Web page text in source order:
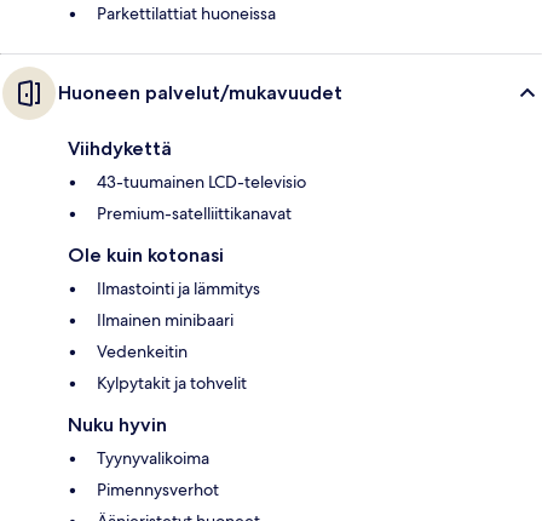
Parkettilattiat huoneissa
Huoneen palvelut/mukavuudet
Viihdykettä
43-tuumainen LCD-televisio
Premium-satelliittikanavat
Ole kuin kotonasi
Ilmastointi ja lämmitys
Ilmainen minibaari
Vedenkeitin
Kylpytakit ja tohvelit
Nuku hyvin
Tyynyvalikoima
Pimennysverhot